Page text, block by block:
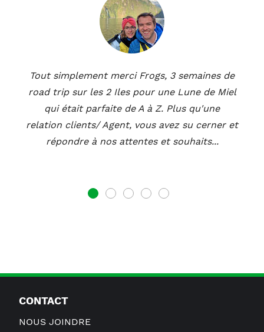
Tout simplement merci Frogs, 3 semaines de
road trip sur les 2 Iles pour une Lune de Miel
qui était parfaite de A à Z. Plus qu'une
relation clients/ Agent, vous avez su cerner et
répondre à nos attentes et souhaits...
1 2 3 4 5
CONTACT
NOUS JOINDRE